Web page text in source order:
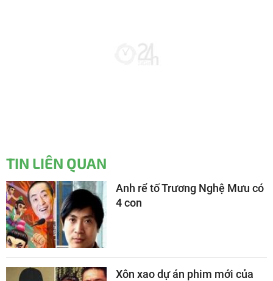
TIN LIÊN QUAN
Anh rể tố Trương Nghệ Mưu có
4 con
Xôn xao dự án phim mới của